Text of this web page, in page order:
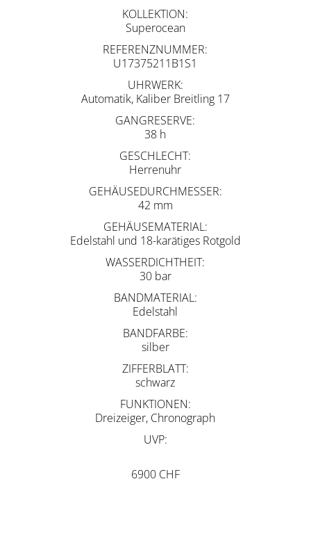
KOLLEKTION
Superocean
REFERENZNUMMER
U17375211B1S1
UHRWERK
Automatik, Kaliber Breitling 17
GANGRESERVE
38 h
GESCHLECHT
Herrenuhr
GEHÄUSEDURCHMESSER
42 mm
GEHÄUSEMATERIAL
Edelstahl und 18-karätiges Rotgold
WASSERDICHTHEIT
30 bar
BANDMATERIAL
Edelstahl
BANDFARBE
silber
ZIFFERBLATT
schwarz
FUNKTIONEN
Dreizeiger, Chronograph
UVP
6900 CHF